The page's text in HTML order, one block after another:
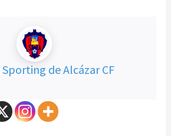
Sporting de Alcázar CF